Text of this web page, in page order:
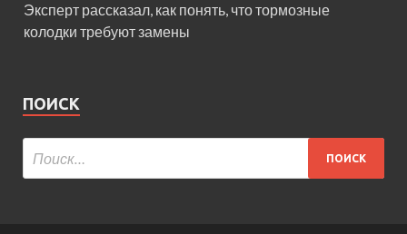
Эксперт рассказал, как понять, что тормозные
колодки требуют замены
ПОИСК